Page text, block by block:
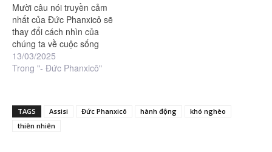
Mười câu nói truyền cảm
nhất của Đức Phanxicô sẽ
thay đổi cách nhìn của
chúng ta về cuộc sống
13/03/2025
Trong "- Đức Phanxicô"
TAGS Assisi Đức Phanxicô hành động
khó nghèo
thiên nhiên